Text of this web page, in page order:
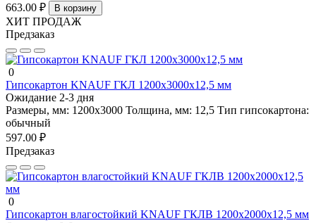
663.00 ₽
В корзину
ХИТ ПРОДАЖ
Предзаказ
0
Гипсокартон KNAUF ГКЛ 1200х3000х12,5 мм
Ожидание 2-3 дня
Размеры, мм: 1200х3000 Толщина, мм: 12,5 Тип гипсокартона:
обычный
597.00 ₽
Предзаказ
0
Гипсокартон влагостойкий KNAUF ГКЛВ 1200х2000х12,5 мм